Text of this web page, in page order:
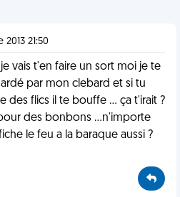
21:50
vais t'en faire un sort moi je te
par mon clebard et si tu
des flics il te bouffe ... ça t'irait ?
des bonbons ...n'importe
le feu a la baraque aussi ?